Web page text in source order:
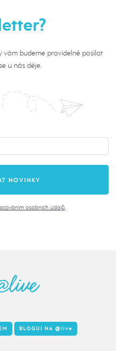
vám budeme pravidelně posílat
u nás děje.
osobních údajů.
BLOGUJ NA @live